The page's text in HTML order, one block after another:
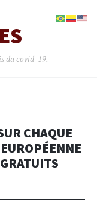
da covid-19.
​​CHAQUE